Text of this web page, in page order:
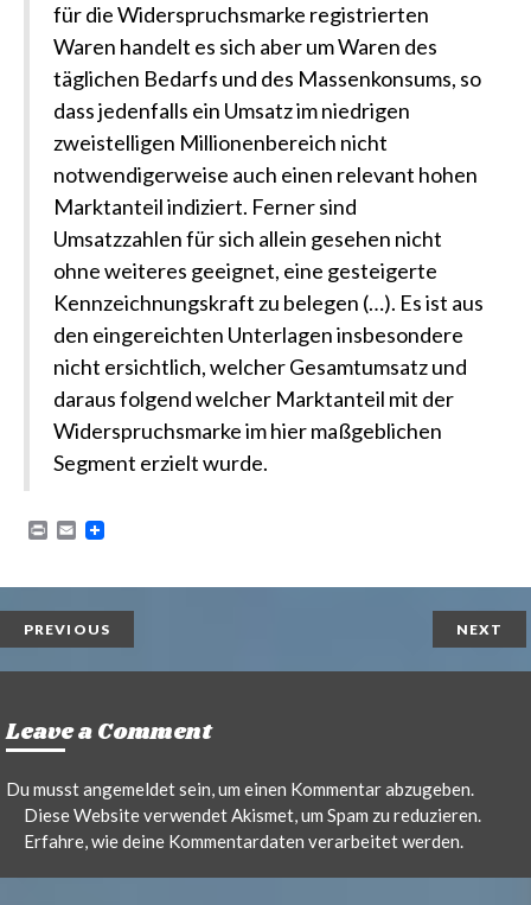
für die Widerspruchsmarke registrierten
Waren handelt es sich aber um Waren des
täglichen Bedarfs und des Massenkonsums, so
dass jedenfalls ein Umsatz im niedrigen
zweistelligen Millionenbereich nicht
notwendigerweise auch einen relevant hohen
Marktanteil indiziert. Ferner sind
Umsatzzahlen für sich allein gesehen nicht
ohne weiteres geeignet, eine gesteigerte
Kennzeichnungskraft zu belegen (…). Es ist aus
den eingereichten Unterlagen insbesondere
nicht ersichtlich, welcher Gesamtumsatz und
daraus folgend welcher Marktanteil mit der
Widerspruchsmarke im hier maßgeblichen
Segment erzielt wurde.
P
n
t
E
i
l
PREVIOUS NEXT
Leave a Comment
Du musstangemeldetsein, um einen Kommentar abzugeben.
Diese Website verwendet Akismet, um Spam zu reduzieren.
Erfahre, wie deine Kommentardaten verarbeitet werden.